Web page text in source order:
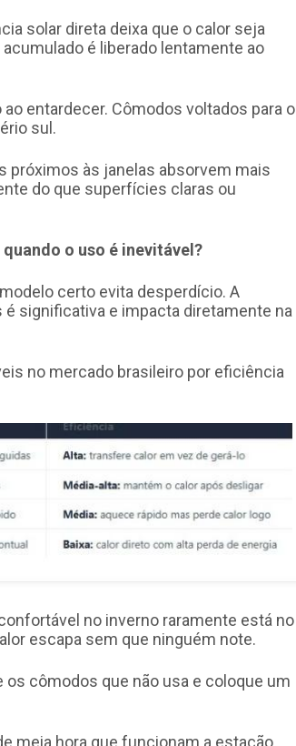
solar direta deixa que o calor seja
é liberado lentamente ao
entardecer. Cômodos voltados para o
sul.
às janelas absorvem mais
do que superfícies claras ou
o uso é inevitável?
certo evita desperdício. A
significativa e impacta diretamente na
no mercado brasileiro por eficiência
no inverno raramente está no
escapa sem que ninguém note.
cômodos que não usa e coloque um